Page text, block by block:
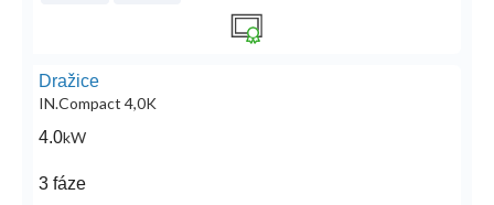
Dražice
IN.Compact 4,0K
4.0kW
3 fáze